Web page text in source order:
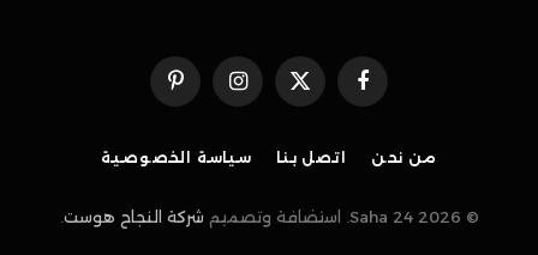
فيسبوكX
الانستغرامبينتيريست
من نحن اتصل بنا سياسة الخصوصية
© 2026 Saha 24. استضافة وتصميم شركة النجاح هوست.